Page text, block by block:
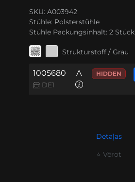
SKU: A003942
Stühle: Polsterstühle
Stühle Packungsinhalt: 2 Stück
Strukturstoff / Grau
1005680
DE1
A HIDDEN
Detaļas
⭐ Vērot